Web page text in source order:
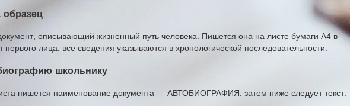
описывающий жизненный путь человека. Пишется она на листе бумаги А4 в
лица, все сведения указываются в хронологической последовательности.
школьнику
пишется наименование документа — АВТОБИОГРАФИЯ, затем ниже следует текст.